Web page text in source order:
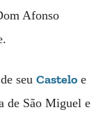
Afonso
seu Castelo e
de São Miguel e